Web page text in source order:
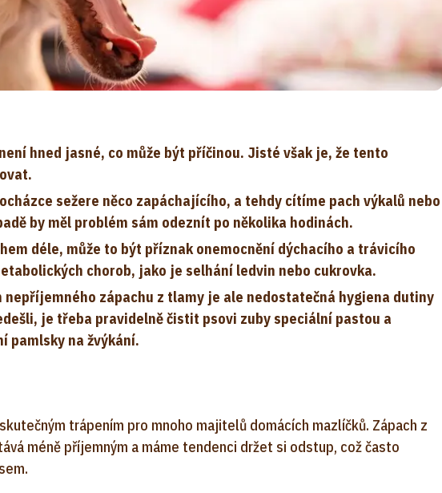
hned jasné, co může být příčinou. Jisté však je, že tento
sežere něco zapáchajícího, a tehdy cítíme pach výkalů nebo
by měl problém sám odeznít po několika hodinách.
déle, může to být příznak onemocnění dýchacího a trávicího
chorob, jako je selhání ledvin nebo cukrovka.
zápachu z tlamy je ale nedostatečná hygiena dutiny
je třeba pravidelně čistit psovi zuby speciální pastou a
pamlsky na žvýkání.
trápením pro mnoho majitelů domácích mazlíčků. Zápach z
méně příjemným a máme tendenci držet si odstup, což často